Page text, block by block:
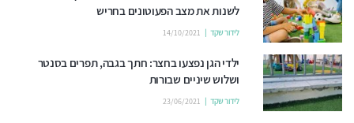
לשנות את מצב הפעוטונים בחריש
לידור שקד 14/10/2021
ילדי הגן נפצעו בחצר: חתך בגבה, תפרים בסנטר
ושלוש שיניים שבורות
לידור שקד 23/06/2021